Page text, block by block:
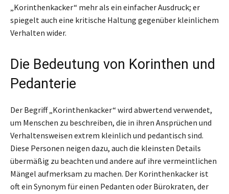
„Korinthenkacker“ mehr als ein einfacher Ausdruck; er
spiegelt auch eine kritische Haltung gegenüber kleinlichem
Verhalten wider.
Die Bedeutung von Korinthen und
Pedanterie
Der Begriff „Korinthenkacker“ wird abwertend verwendet,
um Menschen zu beschreiben, die in ihren Ansprüchen und
Verhaltensweisen extrem kleinlich und pedantisch sind.
Diese Personen neigen dazu, auch die kleinsten Details
übermäßig zu beachten und andere auf ihre vermeintlichen
Mängel aufmerksam zu machen. Der Korinthenkacker ist
oft ein Synonym für einen Pedanten oder Bürokraten, der